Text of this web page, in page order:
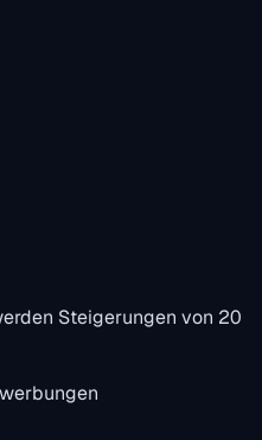
Steigerungen von 20